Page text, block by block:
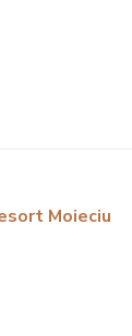
Moieciu